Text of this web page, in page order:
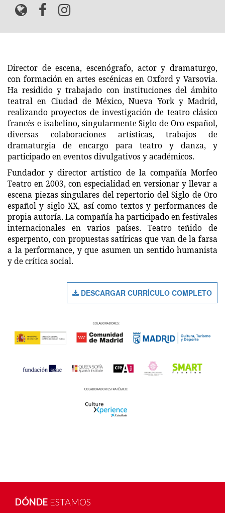
Director de escena, escenógrafo, actor y dramaturgo,
con formación en artes escénicas en Oxford y Varsovia.
Ha residido y trabajado con instituciones del ámbito
teatral en Ciudad de México, Nueva York y Madrid,
realizando proyectos de investigación de teatro clásico
francés e isabelino, singularmente Siglo de Oro español,
diversas colaboraciones artísticas, trabajos de
dramaturgia de encargo para teatro y danza, y
participado en eventos divulgativos y académicos.
Fundador y director artístico de la compañía Morfeo
Teatro en 2003, con especialidad en versionar y llevar a
escena piezas singulares del repertorio del Siglo de Oro
español y siglo XX, así como textos y performances de
propia autoría. La compañía ha participado en festivales
internacionales en varios países. Teatro teñido de
esperpento, con propuestas satíricas que van de la farsa
a la performance, y que asumen un sentido humanista
y de crítica social.
DESCARGAR CURRÍCULO COMPLETO
DÓNDE ESTAMOS